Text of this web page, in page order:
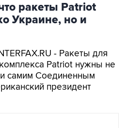
ракеты Patriot
Украине, но и
- Ракеты для
Patriot нужны не
самим Соединенным
президент